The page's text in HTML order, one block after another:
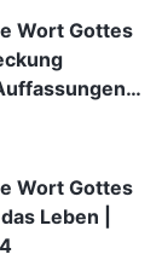
Wort Gottes
|
Wort Gottes
Leben |